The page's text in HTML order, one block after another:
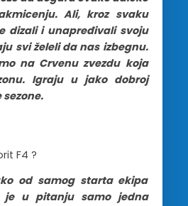
Ali, kroz svaku
dizali i unapređivali svoju
svi želeli da nas izbegnu.
na Crvenu zvezdu koja
Igraju u jako dobroj
F4 ?
od samog starta ekipa
je u pitanju samo jedna